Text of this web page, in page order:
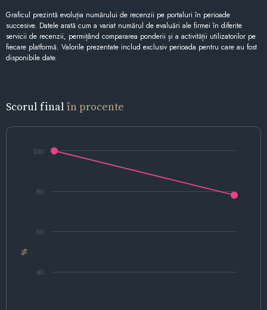
Graficul prezintă evoluția numărului de recenzii pe portaluri în perioade
succesive. Datele arată cum a variat numărul de evaluări ale firmei în diferite
servicii de recenzii, permițând compararea ponderii și a activității utilizatorilor pe
fiecare platformă. Valorile prezentate includ exclusiv perioada pentru care au fost
disponibile date.
Scorul final în procente
%
40
60
80
100